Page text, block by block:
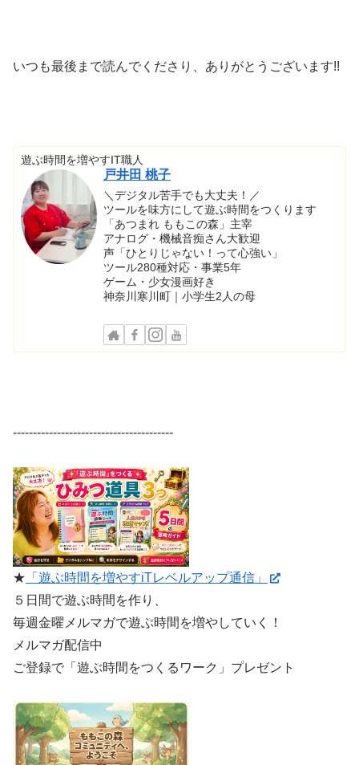
いつも最後まで読んでくださり、ありがとうございます!!
遊ぶ時間を増やすIT職人
戸井田 桃子
＼デジタル苦手でも大丈夫！／
ツールを味方にして遊ぶ時間をつくります
「あつまれ ももこの森」主宰
アナログ・機械音痴さん大歓迎
声「ひとりじゃない！って心強い」
ツール280種対応・事業5年
ゲーム・少女漫画好き
神奈川寒川町｜小学生2人の母
----------------------------------------
★ 「遊ぶ時間を増やすiTレベルアップ通信」
５日間で遊ぶ時間を作り、
毎週金曜メルマガで遊ぶ時間を増やしていく！
メルマガ配信中
ご登録で「遊ぶ時間をつくるワーク」プレゼント